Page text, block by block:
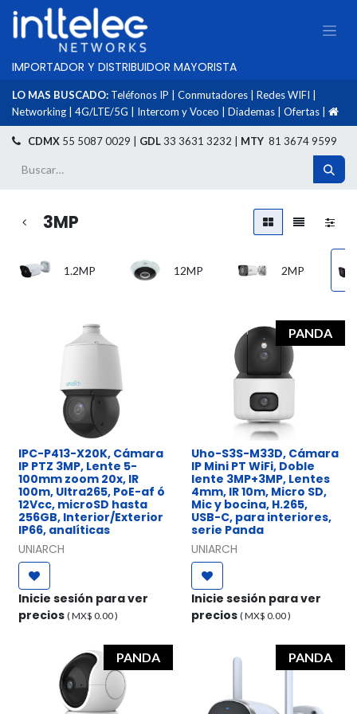
IMPORTADOR Y DISTRIBUIDOR MAYORISTA
LO MAS BUSCADO: Teléfonos IP Conmutadores Redes WIFI
Networking
4G/LTE/5G Intercom y Voceo Diademas Ofertas
CDMX 55 5087 0029 | GDL33 3631 3232 | MTY 81 3674 9599
3MP
1.2MP 12MP 2MP
IPC-P413-X20K, Cámara
IP PTZ 3MP, Lente 5-
100mm zoom 20x, IR
100m, Ultra265, PoE-af ó
12Vcc, microSD hasta
256GB, Interior/Exterior
IP66, analíticas
UNIARCH
Inicie sesión para ver
precios ( MX$ 0.00)
PANDA
Uho-S3S-M33D, Cámara
IP Mini PT WiFi, Doble
lente 3MP+3MP, Lentes
4mm, IR 10m, Micro SD,
Mic y bocina, H.265,
USB-C, para interiores,
serie Panda
UNIARCH
Inicie sesión para ver
precios ( MX$ 0.00)
PANDA PANDA